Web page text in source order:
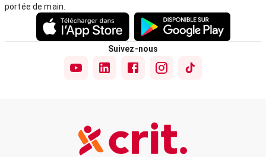
portée de main.
Suivez-nous